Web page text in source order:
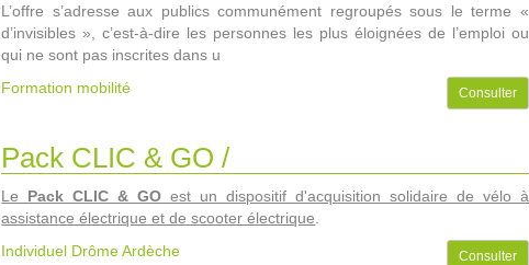
L’offre s’adresse aux publics communément regroupés sous le terme «
d’invisibles », c’est-à-dire les personnes les plus éloignées de l’emploi ou
qui ne sont pas inscrites dans u
Formation mobilité
Consulter
Pack CLIC & GO /
Le Pack CLIC & GO est un dispositif d'acquisition solidaire de vélo à
assistance électrique et de scooter électrique
Individuel Drôme Ardèche
Consulter